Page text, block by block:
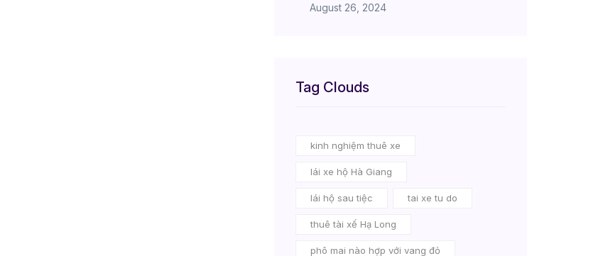
August 26, 2024
Tag Clouds
kinh nghiệm thuê xe
lái xe hộ Hà Giang
lái hộ sau tiệc tai xe tu do
thuê tài xế Hạ Long
phô mai nào hợp với vang đỏ